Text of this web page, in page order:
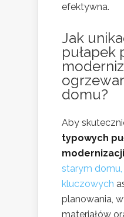
efektywna.
Jak
pułapek
domu?
Aby
typowych
modernizacji
starym domu,
kluczowych
planowania,
materiałów